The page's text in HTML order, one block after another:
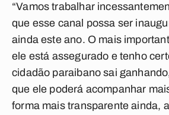
“Vamos trabalhar
que esse canal possa ser
ainda este ano. O mais
ele está assegurado e tenho
cidadão paraibano sai
que ele poderá acompanhar
forma mais transparente ainda,